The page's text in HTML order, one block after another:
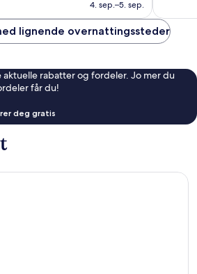
4. sep.–5. sep.
lignende overnattingssteder
aktuelle rabatter og fordeler. Jo mer du
får du!
deg gratis